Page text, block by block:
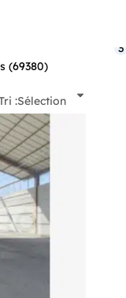
(69380)
3
:Sélection